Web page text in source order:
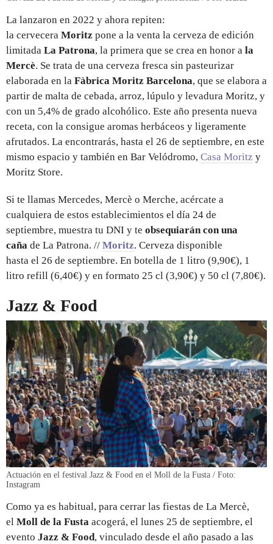
La lanzaron en 2022 y ahora repiten:
la cervecera Moritz pone a la venta la cerveza de edición
limitada La Patrona, la primera que se crea en honor a la
Mercè. Se trata de una cerveza fresca sin pasteurizar
elaborada en la Fàbrica Moritz Barcelona, que se elabora a
partir de malta de cebada, arroz, lúpulo y levadura Moritz, y
con un 5,4% de grado alcohólico. Este año presenta nueva
receta, con la consigue aromas herbáceos y ligeramente
afrutados. La encontrarás, hasta el 26 de septiembre, en este
mismo espacio y también en Bar Velódromo, Casa Moritz y
Moritz Store.
Si te llamas Mercedes, Mercè o Merche, acércate a
cualquiera de estos establecimientos el día 24 de
septiembre, muestra tu DNI y te obsequiarán con una
caña de La Patrona. // Moritz. Cerveza disponible
hasta el 26 de septiembre. En botella de 1 litro (9,90€), 1
litro refill (6,40€) y en formato 25 cl (3,90€) y 50 cl (7,80€).
Jazz & Food
Actuación en el festival Jazz & Food en el Moll de la Fusta / Foto:
Instagram
Como ya es habitual, para cerrar las fiestas de La Mercè,
el Moll de la Fusta acogerá, el lunes 25 de septiembre, el
evento Jazz & Food, vinculado desde el año pasado a las